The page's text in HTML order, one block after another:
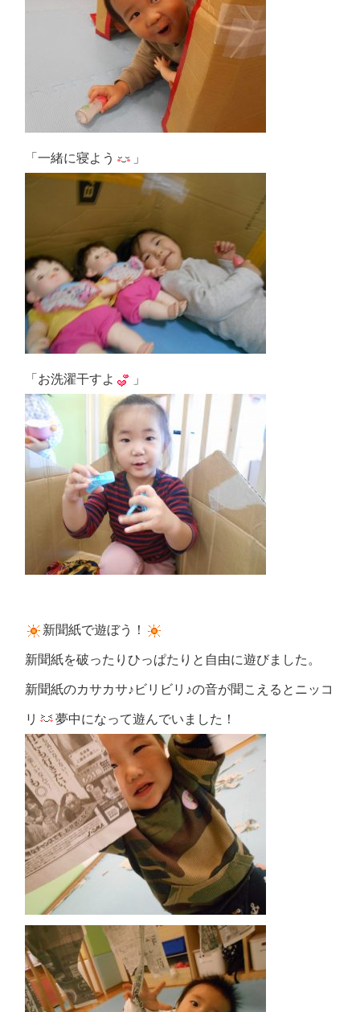
「一緒に寝よう 」
「お洗濯干すよ 」
新聞紙で遊ぼう！
新聞紙を破ったりひっぱたりと自由に遊びました。
新聞紙のカサカサ♪ビリビリ♪の音が聞こえるとニッコ
リ 夢中になって遊んでいました！